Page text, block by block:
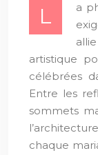
L
a
allie
artistique
célébrées
Entre les
sommets
chaque